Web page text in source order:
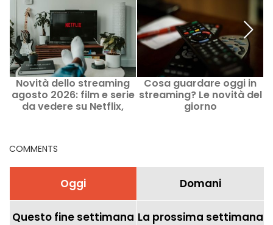
Novità dello streaming
agosto 2026: film e serie
da vedere su Netflix,
Cosa guardare oggi in
streaming? Le novità del
giorno
COMMENTS
Oggi Domani
Questo fine settimana La prossima settimana